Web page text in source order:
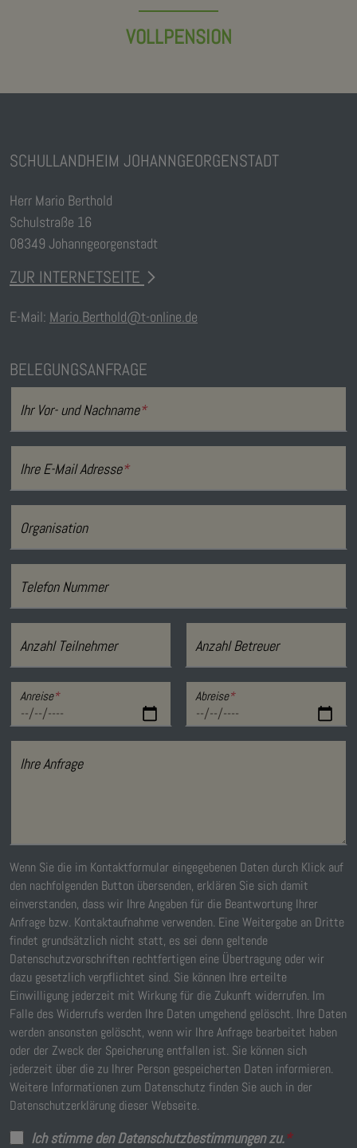
VOLLPENSION
SCHULLANDHEIM JOHANNGEORGENSTADT
Herr Mario Berthold
Schulstraße 16
08349 Johanngeorgenstadt
ZUR INTERNETSEITE
E-Mail: Mario.Berthold@t-online.de
BELEGUNGSANFRAGE
Ihr Vor- und Nachname*
Ihre E-Mail Adresse*
Organisation
Telefon Nummer
Anzahl Teilnehmer Anzahl Betreuer
Anreise* Abreise*
Ihre Anfrage
Wenn Sie die im Kontaktformular eingegebenen Daten durch Klick auf
den nachfolgenden Button übersenden, erklären Sie sich damit
einverstanden, dass wir Ihre Angaben für die Beantwortung Ihrer
Anfrage bzw. Kontaktaufnahme verwenden. Eine Weitergabe an Dritte
findet grundsätzlich nicht statt, es sei denn geltende
Datenschutzvorschriften rechtfertigen eine Übertragung oder wir
dazu gesetzlich verpflichtet sind. Sie können Ihre erteilte
Einwilligung jederzeit mit Wirkung für die Zukunft widerrufen. Im
Falle des Widerrufs werden Ihre Daten umgehend gelöscht. Ihre Daten
werden ansonsten gelöscht, wenn wir Ihre Anfrage bearbeitet haben
oder der Zweck der Speicherung entfallen ist. Sie können sich
jederzeit über die zu Ihrer Person gespeicherten Daten informieren.
Weitere Informationen zum Datenschutz finden Sie auch in der
Datenschutzerklärung dieser Webseite.
Ich stimme den Datenschutzbestimmungen zu.*